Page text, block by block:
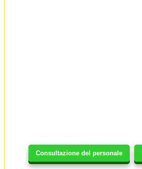
Consultazione del personale